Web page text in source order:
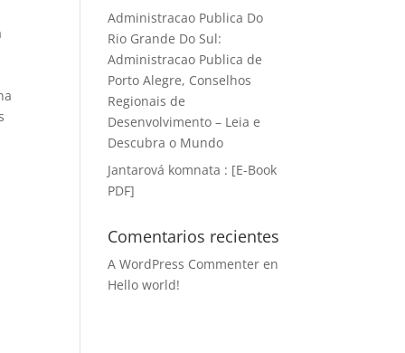
Administracao Publica Do
Rio Grande Do Sul:
Administracao Publica de
Porto Alegre, Conselhos
Regionais de
Desenvolvimento – Leia e
Descubra o Mundo
Jantarová komnata : [E-Book
PDF]
Comentarios recientes
A WordPress Commenter en
Hello world!